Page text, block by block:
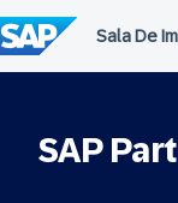
para
o
conteúdo
SAP